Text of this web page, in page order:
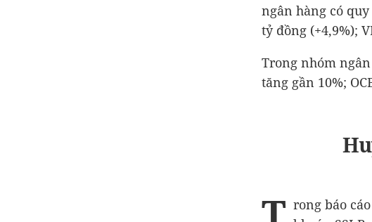
ngân hàng có
tỷ đồng (+4,9%);
Trong nhóm
tăng gần 10%;
rong báo